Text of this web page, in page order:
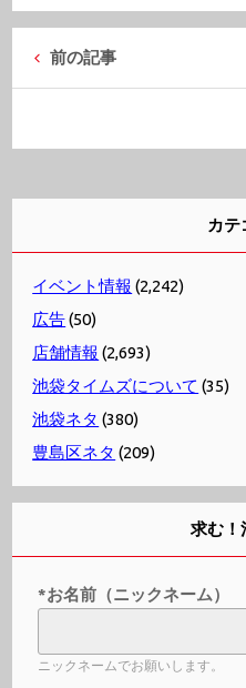
前の記事
カテ
イベント情報 (2,242)
広告(50)
店舗情報 (2,693)
池袋タイムズについて (35)
池袋ネタ (380)
豊島区ネタ (209)
求む！
*お名前（ニックネーム）
ニックネームでお願いします。